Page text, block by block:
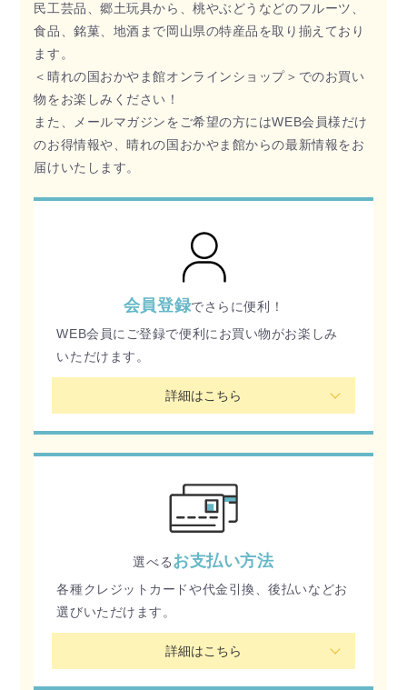
民工芸品、郷土玩具から、桃やぶどうなどのフルーツ、
食品、銘菓、地酒まで岡山県の特産品を取り揃えており
ます。
＜晴れの国おかやま館オンラインショップ＞でのお買い
物をお楽しみください！
また、メールマガジンをご希望の方にはWEB会員様だけ
のお得情報や、晴れの国おかやま館からの最新情報をお
届けいたします。
会員登録でさらに便利！
WEB会員にご登録で便利にお買い物がお楽しみ
いただけます。
詳細はこちら
選べるお支払い方法
各種クレジットカードや代金引換、後払いなどお
選びいただけます。
詳細はこちら